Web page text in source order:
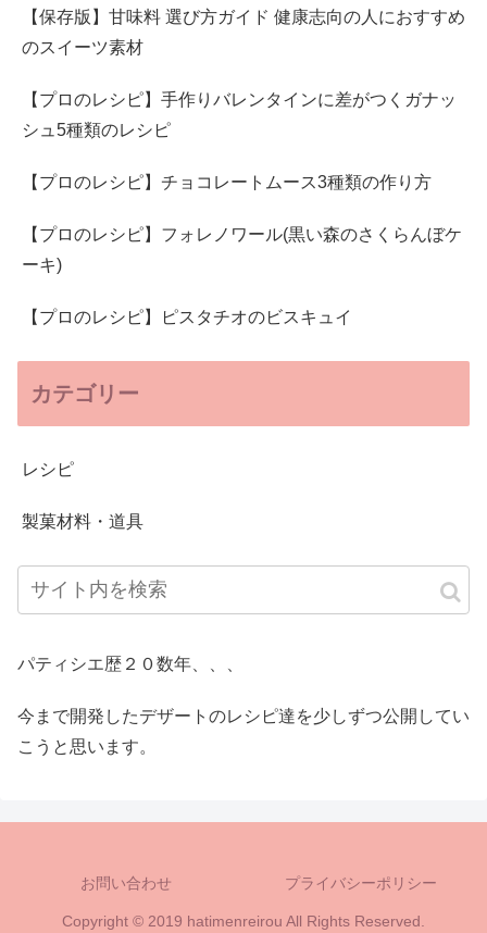
【保存版】甘味料 選び方ガイド 健康志向の人におすすめ
のスイーツ素材
【プロのレシピ】手作りバレンタインに差がつくガナッ
シュ5種類のレシピ
【プロのレシピ】チョコレートムース3種類の作り方
【プロのレシピ】フォレノワール(黒い森のさくらんぼケ
ーキ)
【プロのレシピ】ピスタチオのビスキュイ
カテゴリー
レシピ
製菓材料・道具
パティシエ歴２０数年、、、
今まで開発したデザートのレシピ達を少しずつ公開してい
こうと思います。
お問い合わせ プライバシーポリシー
Copyright © 2019 hatimenreirou All Rights Reserved.